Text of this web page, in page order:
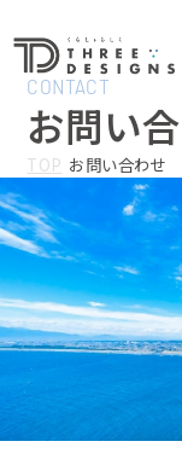
CONTACT
お問い
TOP お問い合わせ